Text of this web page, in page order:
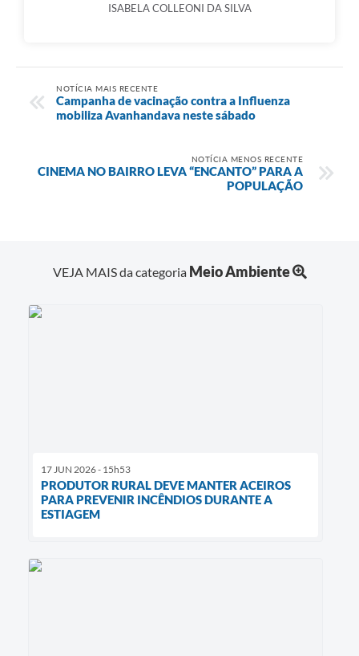
ISABELA COLLEONI DA SILVA
NOTÍCIA MAIS RECENTE
Campanha de vacinação contra a Influenza
mobiliza Avanhandava neste sábado
NOTÍCIA MENOS RECENTE
CINEMA NO BAIRRO LEVA “ENCANTO” PARA A
POPULAÇÃO
VEJA MAIS da categoria Meio Ambiente
17 JUN 2026 - 15h53
PRODUTOR RURAL DEVE MANTER ACEIROS
PARA PREVENIR INCÊNDIOS DURANTE A
ESTIAGEM